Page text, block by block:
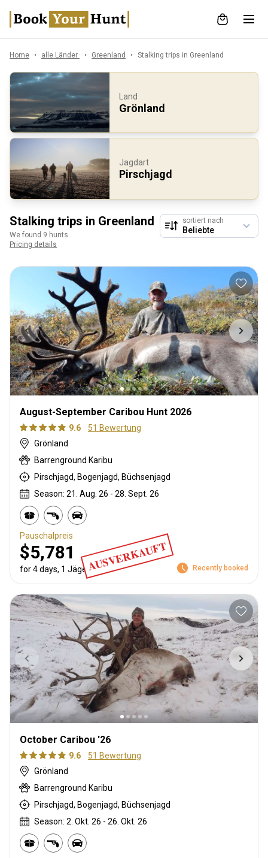
Home alle Länder Greenland Stalking trips in Greenland
Land
Grönland
Jagdart
Pirschjagd
Stalking trips in Greenland
We found 9 hunts
Pricing details
sortiert nach
August-September Caribou Hunt 2026
9.6
51 Bewertung
Grönland
Barrenground Karibu
Pirschjagd, Bogenjagd, Büchsenjagd
Season: 21. Aug. 26 - 28. Sept. 26
AUSVERKAUFT
Pauschalpreis
$5,781
for 4 days, 1 Jäger Recently booked
October Caribou '26
9.6
51 Bewertung
Grönland
Barrenground Karibu
Pirschjagd, Bogenjagd, Büchsenjagd
Season: 2. Okt. 26 - 26. Okt. 26